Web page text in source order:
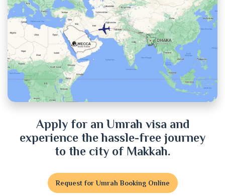
Chuadanga
Cox's Bazar
Cumilla
Dhaka
Faridpur
Gaibandha
Apply for an Umrah visa and
experience the hassle-free journey
to the city of Makkah.
Request for Umrah Booking Online